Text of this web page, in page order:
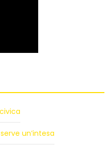
un’intesa